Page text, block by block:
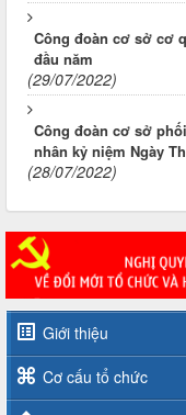
Công đoàn cơ sở cơ
đầu năm
(29/07/2022)
Công đoàn cơ sở
nhân kỷ niệm Ngày
(28/07/2022)
Giới thiệu
Cơ cấu tổ chức